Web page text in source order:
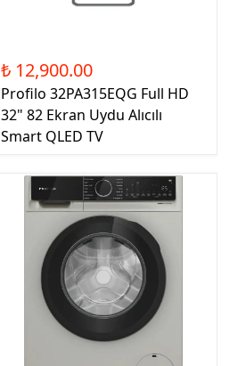
₺ 12,900.00
Profilo 32PA315EQG Full HD
32" 82 Ekran Uydu Alıcılı
Smart QLED TV